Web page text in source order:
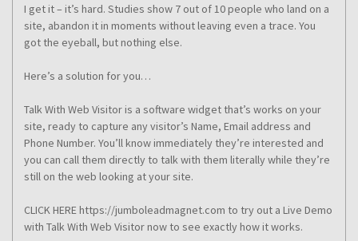
I get it – it’s hard. Studies show 7 out of 10 people who land on a
site, abandon it in moments without leaving even a trace. You
got the eyeball, but nothing else.
Here’s a solution for you…
Talk With Web Visitor is a software widget that’s works on your
site, ready to capture any visitor’s Name, Email address and
Phone Number. You’ll know immediately they’re interested and
you can call them directly to talk with them literally while they’re
still on the web looking at your site.
CLICK HERE https://jumboleadmagnet.com to try out a Live Demo
with Talk With Web Visitor now to see exactly how it works.